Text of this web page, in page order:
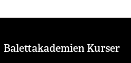
Balettakademien Kurser